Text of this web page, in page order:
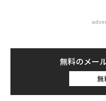
無料のメー